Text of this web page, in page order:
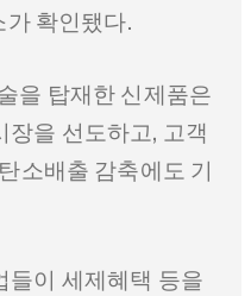
확인됐다.
을 탑재한 신제품은
장을 선도하고, 고객
소배출 감축에도 기
들이 세제혜택 등을